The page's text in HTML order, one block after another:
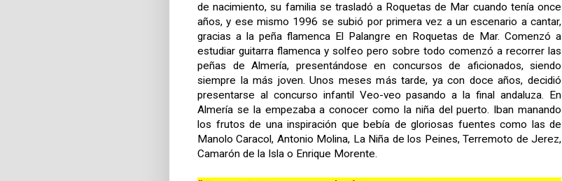
de nacimiento, su familia se trasladó a Roquetas de Mar cuando tenía once
años, y ese mismo 1996 se subió por primera vez a un escenario a cantar,
gracias a la peña flamenca El Palangre en Roquetas de Mar. Comenzó a
estudiar guitarra flamenca y solfeo pero sobre todo comenzó a recorrer las
peñas de Almería, presentándose en concursos de aficionados, siendo
siempre la más joven. Unos meses más tarde, ya con doce años, decidió
presentarse al concurso infantil Veo-veo pasando a la final andaluza. En
Almería se la empezaba a conocer como la niña del puerto. Iban manando
los frutos de una inspiración que bebía de gloriosas fuentes como las de
Manolo Caracol, Antonio Molina, La Niña de los Peines, Terremoto de Jerez,
Camarón de la Isla o Enrique Mo­rente.